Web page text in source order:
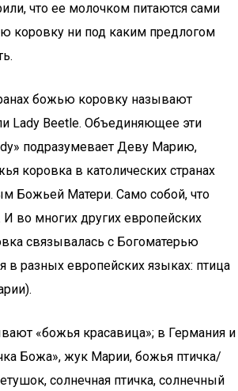
что ее молочком питаются сами
коровку ни под каким предлогом
божью коровку называют
Lady Beetle. Объединяющее эти
подразумевает Деву Марию,
коровка в католических странах
Божьей Матери. Само собой, что
И во многих других европейских
связывалась с Богоматерью
в разных европейских языках: птица
«божья кpасавица»; в Германия и
Божа», жук Маpии, божья птичка/
солнечная птичка, солнечный